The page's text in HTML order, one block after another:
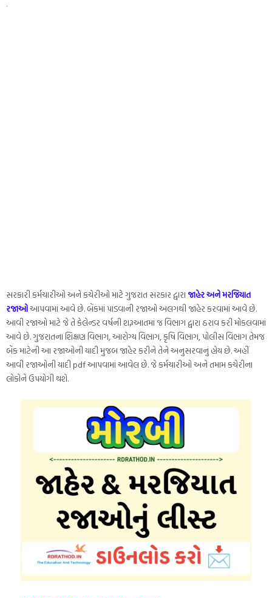
·
સરકારી કર્મચારીઓ અને કચેરીઓ માટે ગુજરાત સરકાર દ્વારાજાહેર અને મરજિયાત
રજાઓઆપવામાં આવે છે. બેંકમાં પાડવાની રજાઓ અલગથી જાહેર કરવામાં આવે છે.
આવી રજાઓ માટે જે તે કેલેન્ડર વર્ષની શરૂઆતમાં જ વિભાગ દ્વારા ઠરાવ કરી મોકલવામાં
આવે છે. ગુજરાતના શિક્ષણ વિભાગ, આરોગ્ય વિભાગ, કૃષિ વિભાગ, પોલીસ વિભાગ તેમજ
બેંક માટેની આ રજાઓની યાદી મુજબ જાહેર કરીને તેને અનુસરવાનું હોય છે. અહીં
આવી રજાઓની યાદી pdf આપવામાં આવેલ છે. જે કર્મચારીઓ અને તમામ કચેરીના
લોકોને ઉપયોગી થશે.